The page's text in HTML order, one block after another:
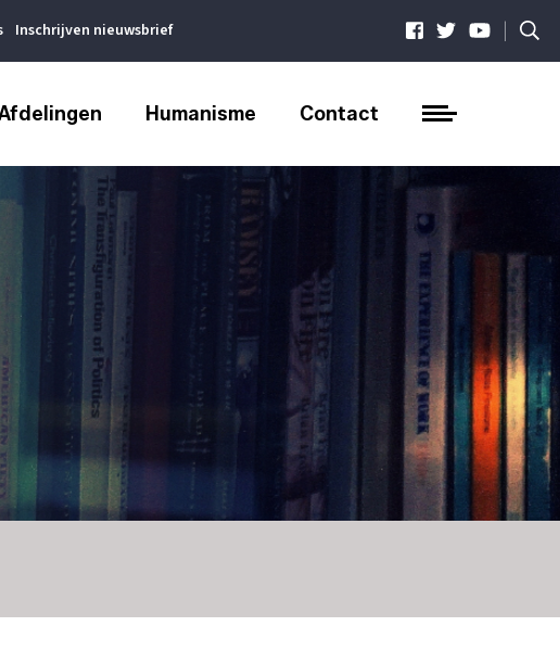
Inschrijven nieuwsbrief |
Humanisme Contact